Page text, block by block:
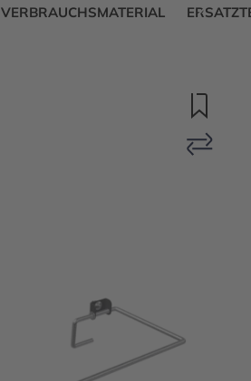
VERBRAUCHSMATERIAL